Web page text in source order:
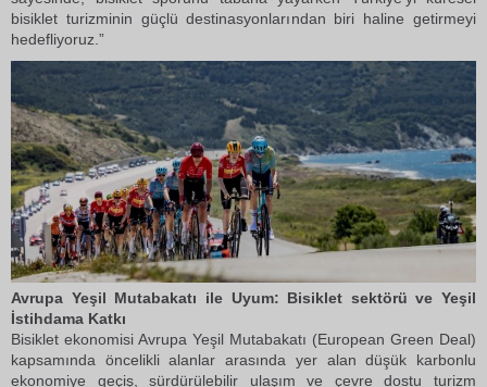
bisiklet turizminin güçlü destinasyonlarından biri haline getirmeyi
hedefliyoruz.”
Avrupa Yeşil Mutabakatı ile Uyum: Bisiklet sektörü ve Yeşil
İstihdama Katkı
Bisiklet ekonomisi Avrupa Yeşil Mutabakatı (European Green Deal)
kapsamında öncelikli alanlar arasında yer alan düşük karbonlu
ekonomiye geçiş, sürdürülebilir ulaşım ve çevre dostu turizm